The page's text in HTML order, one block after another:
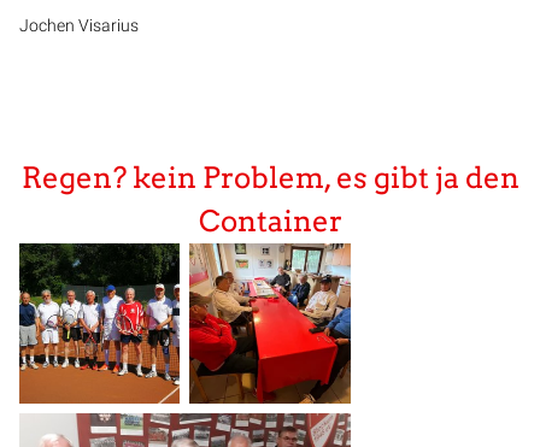
Jochen Visarius
Regen? kein Problem, es gibt ja den
Container